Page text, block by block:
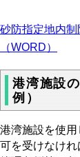
砂防指定地内
（WORD）
港湾施設
例）
港湾施設を使
可を受けなけ